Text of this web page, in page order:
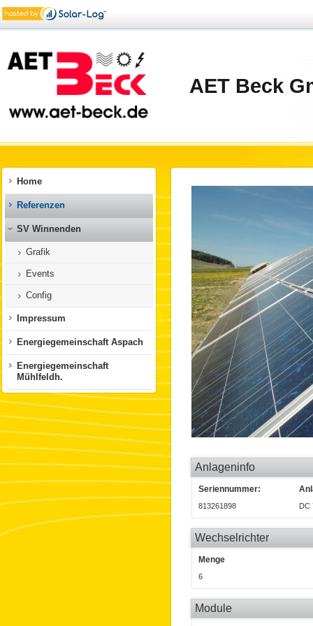
AET Beck
Home
Referenzen
SV Winnenden
Grafik
Events
Config
Impressum
Energiegemeinschaft Aspach
Energiegemeinschaft
Mühlfeldh.
Anlageninfo
Seriennummer:
813261898 DC
Wechselrichter
Menge
6
Module